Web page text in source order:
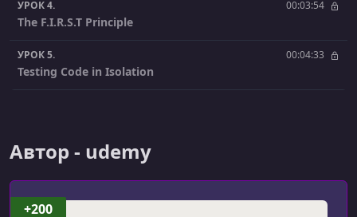
УРОК 4. 00:03:54
The F.I.R.S.T Principle
УРОК 5. 00:04:33
Testing Code in Isolation
УРОК 7.
УРОК 8. 00:01:03
Автор - udemy
+200